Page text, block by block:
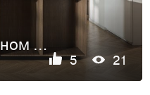
Студия в современном стиле
5 21